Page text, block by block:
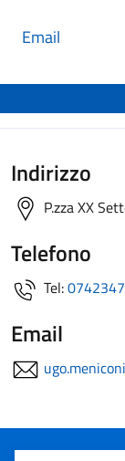
Email
Indirizzo
P.zza XX
Telefono
Tel:
Email